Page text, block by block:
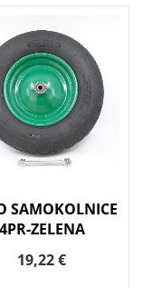
SAMOKOLNICE
4PR-ZELENA
19,22 €